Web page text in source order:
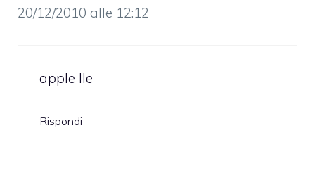
20/12/2010 alle 12:12
apple Ile
Rispondi